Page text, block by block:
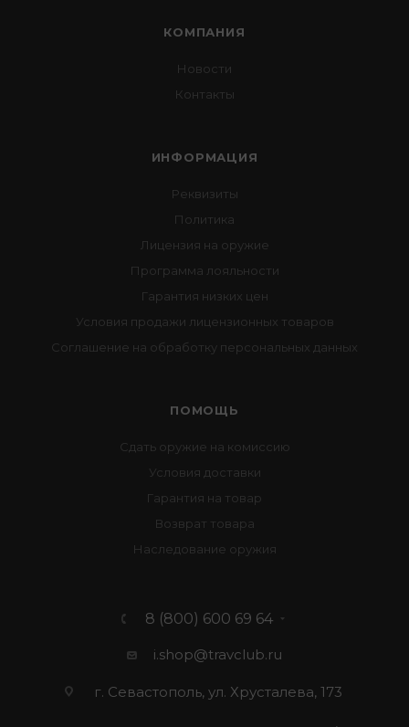
КОМПАНИЯ
Новости
Контакты
ИНФОРМАЦИЯ
Реквизиты
Политика
Лицензия на оружие
Программа лояльности
Гарантия низких цен
Условия продажи лицензионных товаров
Соглашение на обработку персональных данных
ПОМОЩЬ
Сдать оружие на комиссию
Условия доставки
Гарантия на товар
Возврат товара
Наследование оружия
8 (800) 600 69 64
i.shop@travclub.ru
г. Севастополь, ул. Хрусталева, 173